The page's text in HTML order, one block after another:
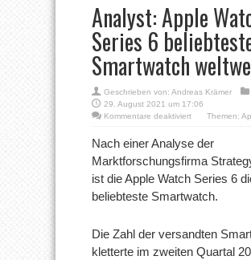
Analyst: Apple
Series 6
Smartwatch
Geschrieben von: Andreas Krämer
29. August 2021 um 17:06
Kommentare deaktiviertfür
Apple
Watch
Series
beliebteste
Smartwatch
Themen:
Nach einer Analyse der
Marktforschungsfirma
ist die Apple Watch Series 6
beliebteste Smartwatch.
Die Zahl der versandten
kletterte im zweiten Quartal